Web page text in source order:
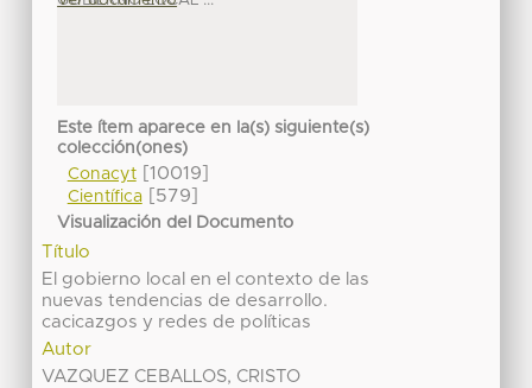
Este ítem aparece en la(s) siguiente(s)
colección(ones)
Conacyt[10019]
Científica[579]
Visualización del Documento
Título
El gobierno local en el contexto de las
nuevas tendencias de desarrollo.
cacicazgos y redes de políticas
Autor
VAZQUEZ CEBALLOS, CRISTO